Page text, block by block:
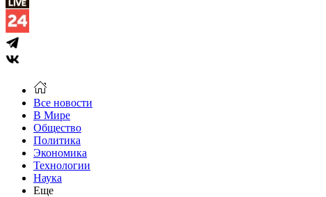
Все новости
В Мире
Общество
Политика
Экономика
Технологии
Наука
Еще